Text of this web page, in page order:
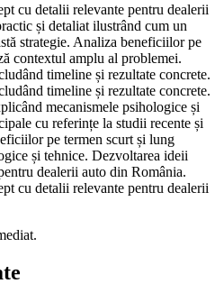
cu detalii relevante pentru dealerii
și detaliat ilustrând cum un
strategie. Analiza beneficiilor pe
contextul amplu al problemei.
timeline și rezultate concrete.
timeline și rezultate concrete.
mecanismele psihologice și
cu referințe la studii recente și
pe termen scurt și lung
și tehnice. Dezvoltarea ideii
dealerii auto din România.
cu detalii relevante pentru dealerii